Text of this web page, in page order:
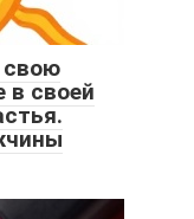
свою
в своей